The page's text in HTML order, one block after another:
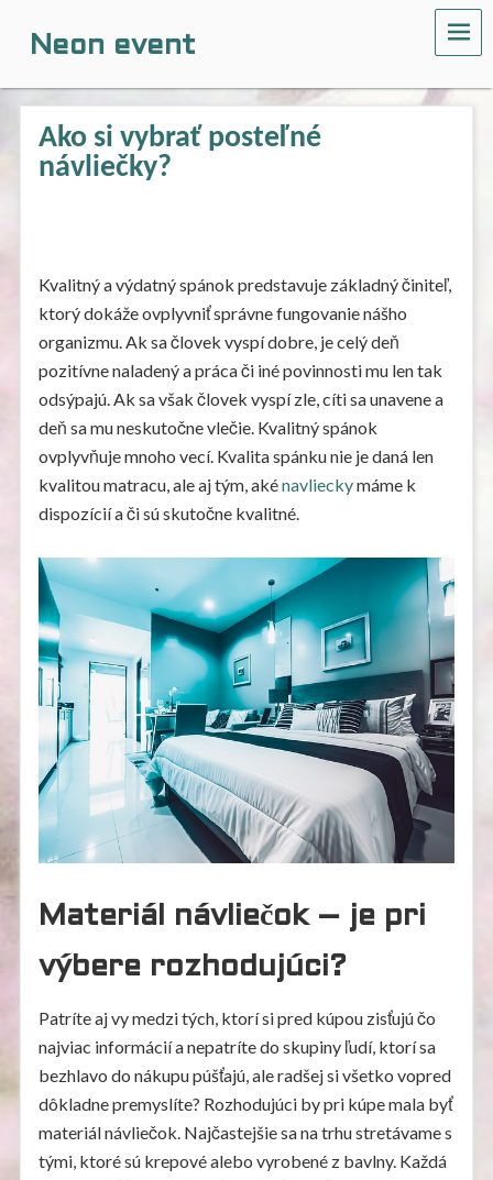
Neon event
Ako si vybrať posteľné
návliečky?
Kvalitný a výdatný spánok predstavuje základný činiteľ,
ktorý dokáže ovplyvniť správne fungovanie nášho
organizmu. Ak sa človek vyspí dobre, je celý deň
pozitívne naladený a práca či iné povinnosti mu len tak
odsýpajú. Ak sa však človek vyspí zle, cíti sa unavene a
deň sa mu neskutočne vlečie. Kvalitný spánok
ovplyvňuje mnoho vecí. Kvalita spánku nie je daná len
kvalitou matracu, ale aj tým, akénavlieckymáme k
dispozícií a či sú skutočne kvalitné.
Materiál návliečok – je pri
výbere rozhodujúci?
Patríte aj vy medzi tých, ktorí si pred kúpou zisťujú čo
najviac informácií a nepatríte do skupiny ľudí, ktorí sa
bezhlavo do nákupu púšťajú, ale radšej si všetko vopred
dôkladne premyslíte? Rozhodujúci by pri kúpe mala byť
materiál návliečok. Najčastejšie sa na trhu stretávame s
tými, ktoré sú krepové alebo vyrobené z bavlny. Každá